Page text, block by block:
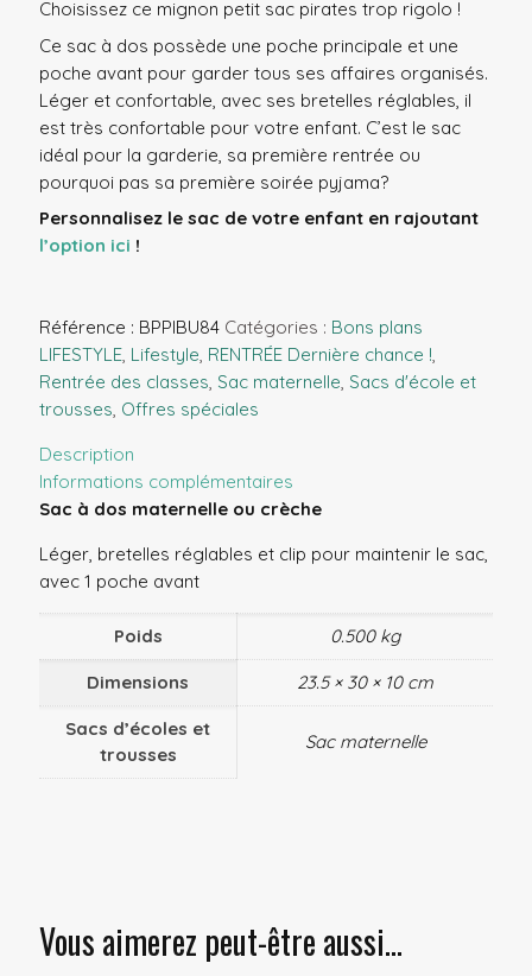
Choisissez ce mignon petit sac pirates trop rigolo !
Ce sac à dos possède une poche principale et une
poche avant pour garder tous ses affaires organisés.
Léger et confortable, avec ses bretelles réglables, il
est très confortable pour votre enfant. C’est le sac
idéal pour la garderie, sa première rentrée ou
pourquoi pas sa première soirée pyjama?
Personnalisez le sac de votre enfant en rajoutant
l’option ici !
Référence : BPPIBU84 Catégories : Bons plans
LIFESTYLE, Lifestyle, RENTRÉE Dernière chance !,
Rentrée des classes, Sac maternelle, Sacs d'école et
trousses, Offres spéciales
Description
Informations complémentaires
Sac à dos maternelle ou crèche
Léger, bretelles réglables et clip pour maintenir le sac,
avec 1 poche avant
Poids 0.500 kg
Dimensions 23.5 × 30 × 10 cm
Sacs d’écoles et
trousses
Sac maternelle
Vous aimerez peut-être aussi…